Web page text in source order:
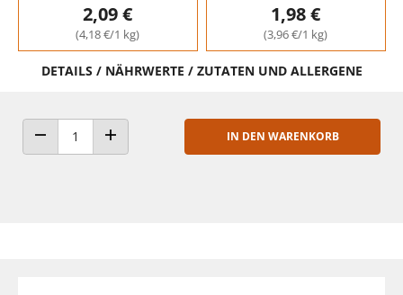
2,09 €
(4,18 €/1 kg)
1,98 €
(3,96 €/1 kg)
DETAILS / NÄHRWERTE / ZUTATEN UND ALLERGENE
ANZAHL VERRINGERNANZAHL ERHÖHEN
IN DEN WARENKORB